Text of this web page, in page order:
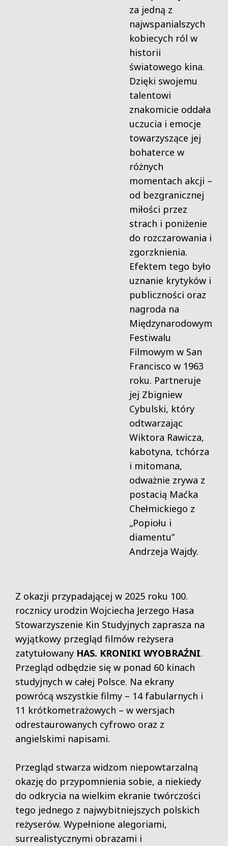
za jedną z
najwspanialszych
kobiecych ról w
historii
światowego kina.
Dzięki swojemu
talentowi
znakomicie oddała
uczucia i emocje
towarzyszące jej
bohaterce w
różnych
momentach akcji –
od bezgranicznej
miłości przez
strach i poniżenie
do rozczarowania i
zgorzknienia.
Efektem tego było
uznanie krytyków i
publiczności oraz
nagroda na
Międzynarodowym
Festiwalu
Filmowym w San
Francisco w 1963
roku. Partneruje
jej Zbigniew
Cybulski, który
odtwarzając
Wiktora Rawicza,
kabotyna, tchórza
i mitomana,
odważnie zrywa z
postacią Maćka
Chełmickiego z
„Popiołu i
diamentu”
Andrzeja Wajdy.
Z okazji przypadającej w 2025 roku 100.
rocznicy urodzin Wojciecha Jerzego Hasa
Stowarzyszenie Kin Studyjnych zaprasza na
wyjątkowy przegląd filmów reżysera
zatytułowany HAS. KRONIKI WYOBRAŹNI.
Przegląd odbędzie się w ponad 60 kinach
studyjnych w całej Polsce. Na ekrany
powrócą wszystkie filmy – 14 fabularnych i
11 krótkometrażowych – w wersjach
odrestaurowanych cyfrowo oraz z
angielskimi napisami.
Przegląd stwarza widzom niepowtarzalną
okazję do przypomnienia sobie, a niekiedy
do odkrycia na wielkim ekranie twórczości
tego jednego z najwybitniejszych polskich
reżyserów. Wypełnione alegoriami,
surrealistycznymi obrazami i